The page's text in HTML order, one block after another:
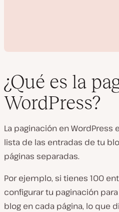
p
o
i
r
v
d
¿Qué es la
WordPress?
La paginación en
lista de las entradas de tu
páginas separadas.
Por ejemplo, si tienes 100
configurar tu paginación
blog en cada página, lo que